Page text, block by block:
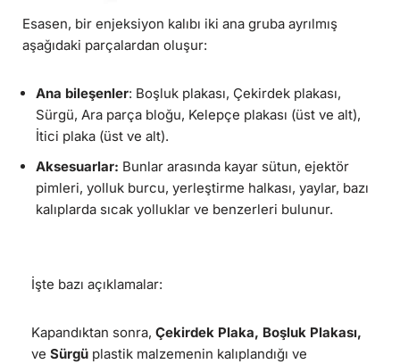
Esasen, bir enjeksiyon kalıbı iki ana gruba ayrılmış
aşağıdaki parçalardan oluşur:
Ana bileşenler: Boşluk plakası, Çekirdek plakası,
Sürgü, Ara parça bloğu, Kelepçe plakası (üst ve alt),
İtici plaka (üst ve alt).
Aksesuarlar: Bunlar arasında kayar sütun, ejektör
pimleri, yolluk burcu, yerleştirme halkası, yaylar, bazı
kalıplarda sıcak yolluklar ve benzerleri bulunur.
İşte bazı açıklamalar:
Kapandıktan sonra, Çekirdek Plaka, Boşluk Plakası,
ve Sürgü plastik malzemenin kalıplandığı ve